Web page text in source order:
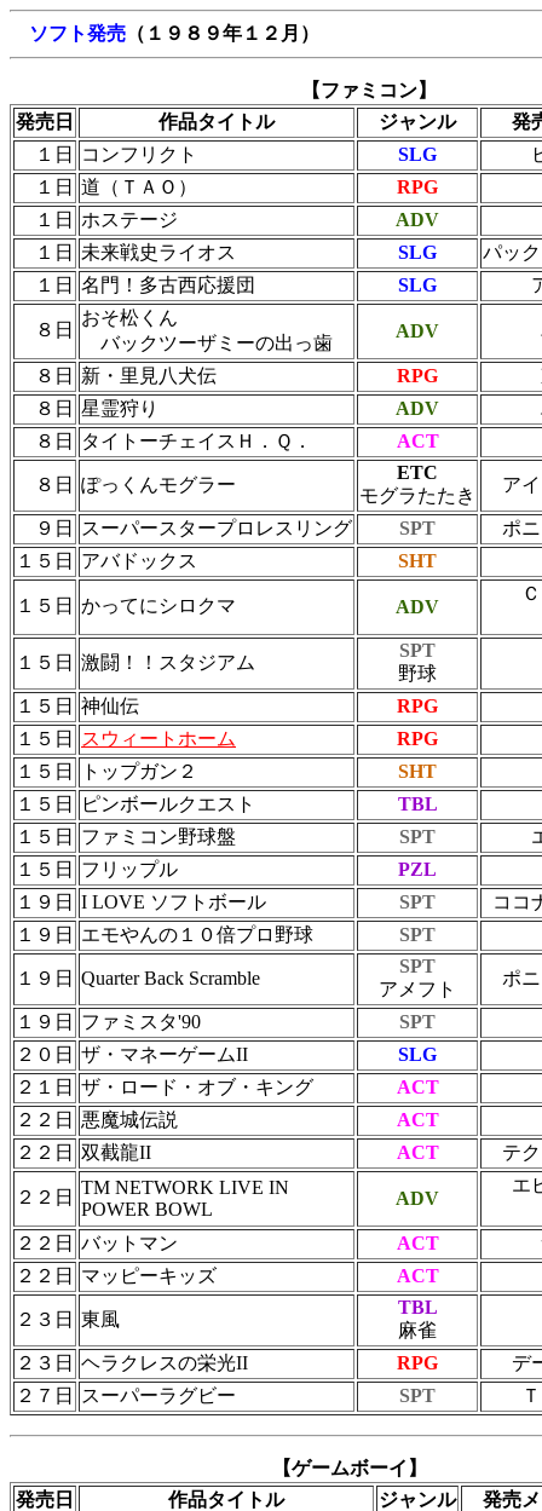
ソフト発売 （１９８９年１２月）
【ファミコン】
発売日
作品タイトル ジャンル
発
１日
コンフリクト SLG
１日 道（ＴＡＯ）
RPG
１日
ホステージ
ADV
１日
未来戦史ライオス SLG
パッ
１日 名門！多古西応援団 SLG
８日
おそ松くん
バックツーザミーの出っ歯
ADV
８日 新・里見八犬伝 RPG
８日 星霊狩り ADV
８日
タイトーチェイスＨ．Ｑ． ACT
８日 ぽっくんモグラー
ETC
モグラたたき
ア
９日 スーパースタープロレスリング SPT
ポ
１５日
アバドックス SHT
１５日 かってにシロクマ ADV
１５日 激闘！！スタジアム
SPT
野球
１５日 神仙伝 RPG
１５日
スウィートホーム RPG
１５日
トップガン２
SHT
１５日
ピンボールクエスト TBL
１５日
ファミコン野球盤 SPT
１５日
フリップル PZL
１９日 I LOVE ソフトボール SPT
ココ
１９日
エモやんの１０倍プロ野球 SPT
１９日 Quarter Back Scramble
SPT
アメフト
ポ
１９日 ファミスタ'90
SPT
２０日 ザ・マネーゲームII SLG
２１日 ザ・ロード・オブ・キング ACT
２２日
悪魔城伝説
ACT
２２日 双截龍II ACT テ
２２日 TM NETWORK LIVE IN
POWER BOWL
ADV
エ
２２日 バットマン ACT
２２日
マッピーキッズ ACT
２３日 東風
TBL
麻雀
２３日 ヘラクレスの栄光II RPG
デ
２７日
スーパーラグビー SPT
【ゲームボーイ】
発売日
作品タイトル ジャンル
発売